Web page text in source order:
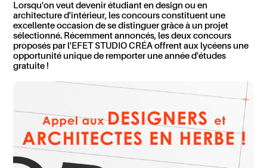
Lorsqu'on veut devenir étudiant en design ou en
architecture d'intérieur, les concours constituent une
excellente occasion de se distinguer grâce à un projet
sélectionné. Récemment annoncés, les deux concours
proposés par l'EFET STUDIO CRÉA offrent aux lycéens une
opportunité unique de remporter une année d'études
gratuite !